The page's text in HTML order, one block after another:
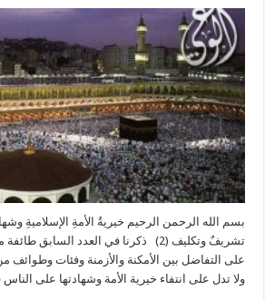
بسم الله الرحمن الرحيم خيريةُ الأمةِ الإسلاميةِ
تشريفٌ وتكليف (2) ذكرنا في العدد
على التفاضل بين الأمكنة والأزمنة وفئات وطوائف
ولا تدل على انتفاء خيرية الأمة وشهادتها على